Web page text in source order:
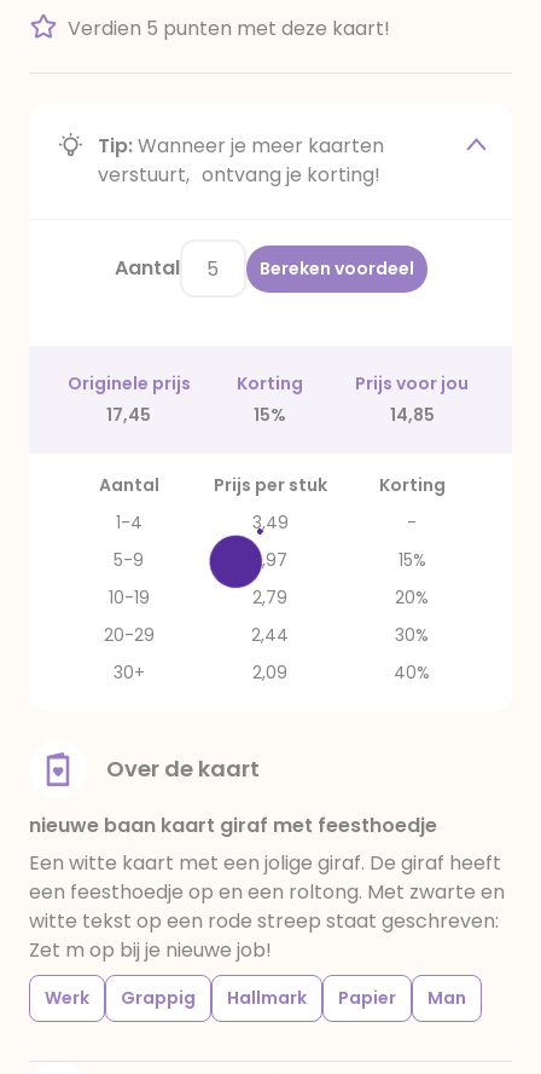
Verdien 5 punten met deze kaart!
Tip:Wanneer je meer kaarten
verstuurt, ontvang je korting!
Aantal Bereken voordeel
Originele prijs Korting
Prijs voor jou
17,45
15% 14,85
Aantal Prijs per stuk
Korting
1-4
3,49
-
5-9
2,97
15%
10-19
2,79
20%
20-29
2,44
30%
30+
2,09 40%
Over de kaart
nieuwe baan kaart giraf met feesthoedje
Een witte kaart met een jolige giraf. De giraf heeft
een feesthoedje op en een roltong. Met zwarte en
witte tekst op een rode streep staat geschreven:
Zet m op bij je nieuwe job!
Werk Grappig Hallmark Papier Man